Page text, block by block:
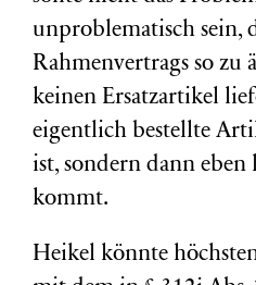
unproblematisch sein,
Rahmenvertrags so zu
keinen Ersatzartikel
eigentlich bestellte
ist, sondern dann
kommt.
Heikel könnte